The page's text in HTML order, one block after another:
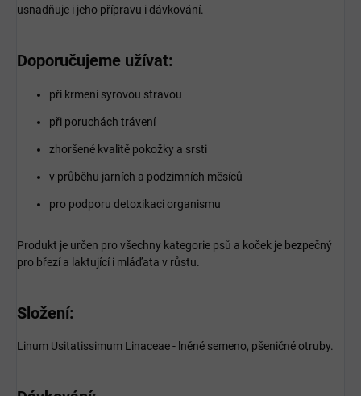
usnadňuje i jeho přípravu i dávkování.
Doporučujeme užívat:
při krmení syrovou stravou
při poruchách trávení
zhoršené kvalitě pokožky a srsti
v průběhu jarních a podzimních měsíců
pro podporu detoxikaci organismu
Produkt je určen pro všechny kategorie psů a koček je bezpečný
pro březí a laktující i mláďata v růstu.
Složení:
Linum Usitatissimum Linaceae - lněné semeno, pšeničné otruby.